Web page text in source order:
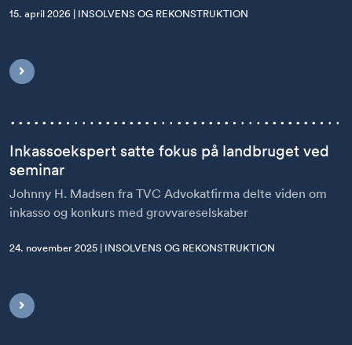
15. april 2026 | INSOLVENS OG REKONSTRUKTION
Inkassoekspert satte fokus på landbruget ved
seminar
Johnny H. Madsen fra TVC Advokatfirma delte viden om
inkasso og konkurs med grovvareselskaber
24. november 2025 | INSOLVENS OG REKONSTRUKTION